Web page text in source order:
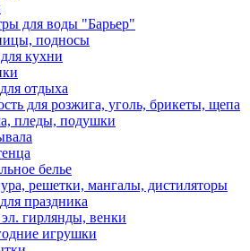
для воды "Барьер"
подносы
кухни
отдыха
для розжига, уголь, брикеты, щепа
пледы, подушки
белье
решетки, мангалы, дистиляторы
праздника
гирлянды, венки
игрушки